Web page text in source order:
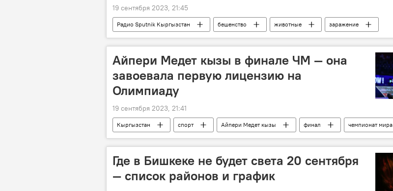
19 сентября 2023, 21:45
Радио Sputnik Кыргызстан бешенство животные
заражение
Инфекция
смерть Укус собака Особый акцент
Айпери Медет кызы в финале ЧМ — она
завоевала первую лицензию на
Олимпиаду
19 сентября 2023, 21:41
Кыргызстан спорт Айпери Медет кызы финал
чемпионат мира
лицензия
Олимпиада Олимпийские игры — 2024
Где в Бишкеке не будет света 20 сентября
— список районов и график